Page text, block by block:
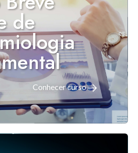
de
Conhecer curso